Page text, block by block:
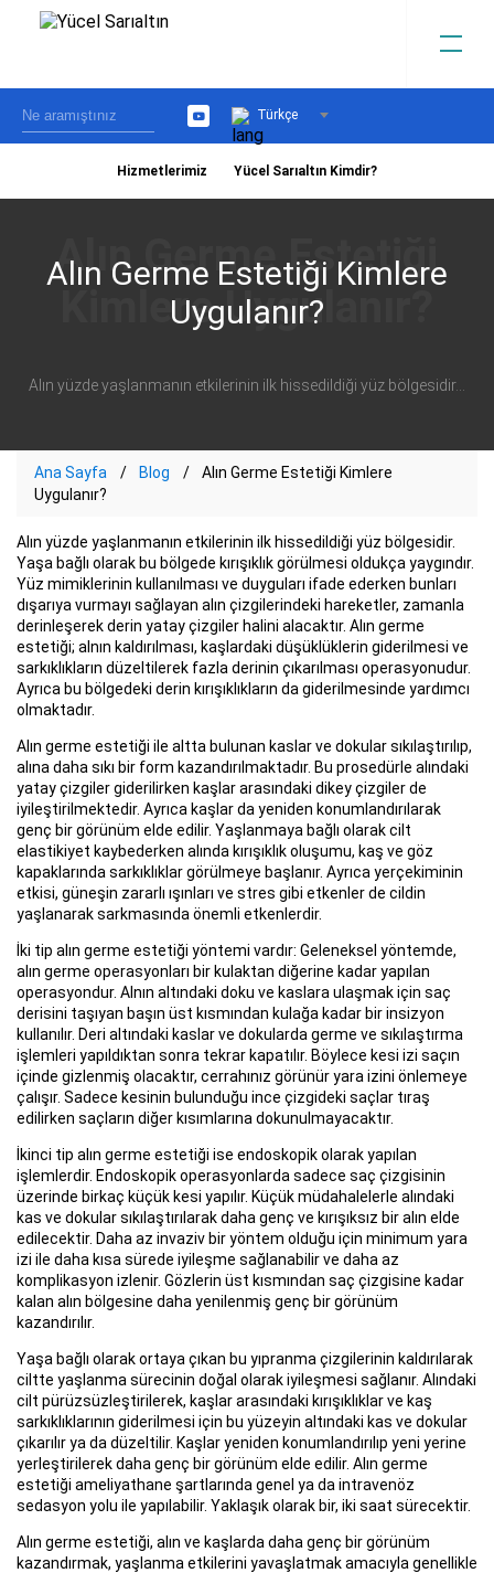
YouTubeTürkçe
Hizmetlerimiz Yücel Sarıaltın Kimdir?
Alın Germe Estetiği Kimlere
Uygulanır?
Alın yüzde yaşlanmanın etkilerinin ilk hissedildiği yüz bölgesidir...
Ana Sayfa Blog
Alın Germe Estetiği Kimlere
Uygulanır?
Alın yüzde yaşlanmanın etkilerinin ilk hissedildiği yüz bölgesidir.
Yaşa bağlı olarak bu bölgede kırışıklık görülmesi oldukça yaygındır.
Yüz mimiklerinin kullanılması ve duyguları ifade ederken bunları
dışarıya vurmayı sağlayan alın çizgilerindeki hareketler, zamanla
derinleşerek derin yatay çizgiler halini alacaktır. Alın germe
estetiği; alnın kaldırılması, kaşlardaki düşüklüklerin giderilmesi ve
sarkıklıkların düzeltilerek fazla derinin çıkarılması operasyonudur.
Ayrıca bu bölgedeki derin kırışıklıkların da giderilmesinde yardımcı
olmaktadır.
Alın germe estetiği ile altta bulunan kaslar ve dokular sıkılaştırılıp,
alına daha sıkı bir form kazandırılmaktadır. Bu prosedürle alındaki
yatay çizgiler giderilirken kaşlar arasındaki dikey çizgiler de
iyileştirilmektedir. Ayrıca kaşlar da yeniden konumlandırılarak
genç bir görünüm elde edilir. Yaşlanmaya bağlı olarak cilt
elastikiyet kaybederken alında kırışıklık oluşumu, kaş ve göz
kapaklarında sarkıklıklar görülmeye başlanır. Ayrıca yerçekiminin
etkisi, güneşin zararlı ışınları ve stres gibi etkenler de cildin
yaşlanarak sarkmasında önemli etkenlerdir.
İki tip alın germe estetiği yöntemi vardır: Geleneksel yöntemde,
alın germe operasyonları bir kulaktan diğerine kadar yapılan
operasyondur. Alnın altındaki doku ve kaslara ulaşmak için saç
derisini taşıyan başın üst kısmından kulağa kadar bir insizyon
kullanılır. Deri altındaki kaslar ve dokularda germe ve sıkılaştırma
işlemleri yapıldıktan sonra tekrar kapatılır. Böylece kesi izi saçın
içinde gizlenmiş olacaktır, cerrahınız görünür yara izini önlemeye
çalışır. Sadece kesinin bulunduğu ince çizgideki saçlar tıraş
edilirken saçların diğer kısımlarına dokunulmayacaktır.
İkinci tip alın germe estetiği ise endoskopik olarak yapılan
işlemlerdir. Endoskopik operasyonlarda sadece saç çizgisinin
üzerinde birkaç küçük kesi yapılır. Küçük müdahalelerle alındaki
kas ve dokular sıkılaştırılarak daha genç ve kırışıksız bir alın elde
edilecektir. Daha az invaziv bir yöntem olduğu için minimum yara
izi ile daha kısa sürede iyileşme sağlanabilir ve daha az
komplikasyon izlenir. Gözlerin üst kısmından saç çizgisine kadar
kalan alın bölgesine daha yenilenmiş genç bir görünüm
kazandırılır.
Yaşa bağlı olarak ortaya çıkan bu yıpranma çizgilerinin kaldırılarak
ciltte yaşlanma sürecinin doğal olarak iyileşmesi sağlanır. Alındaki
cilt pürüzsüzleştirilerek, kaşlar arasındaki kırışıklıklar ve kaş
sarkıklıklarının giderilmesi için bu yüzeyin altındaki kas ve dokular
çıkarılır ya da düzeltilir. Kaşlar yeniden konumlandırılıp yeni yerine
yerleştirilerek daha genç bir görünüm elde edilir. Alın germe
estetiği ameliyathane şartlarında genel ya da intravenöz
sedasyon yolu ile yapılabilir. Yaklaşık olarak bir, iki saat sürecektir.
Alın germe estetiği, alın ve kaşlarda daha genç bir görünüm
kazandırmak, yaşlanma etkilerini yavaşlatmak amacıyla genellikle